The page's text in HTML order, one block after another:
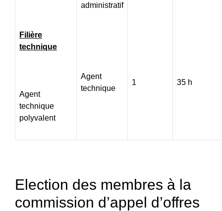
Filière
technique
Agent
technique
polyvalent
administratif
Agent
technique
1 35 h
Election des membres à la
commission d’appel d’offres